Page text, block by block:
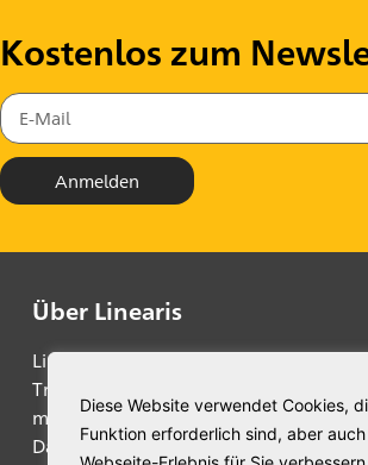
Diese Website verwendet Cookies,
Funktion erforderlich sind, aber
Kostenlos zum
Anmelden
Über Linearis
Linearis unterstützt CFOs und
Transformation ihres Unternehmens,
mit innovativen Lösungen für
Datenerfassung automatisiert,